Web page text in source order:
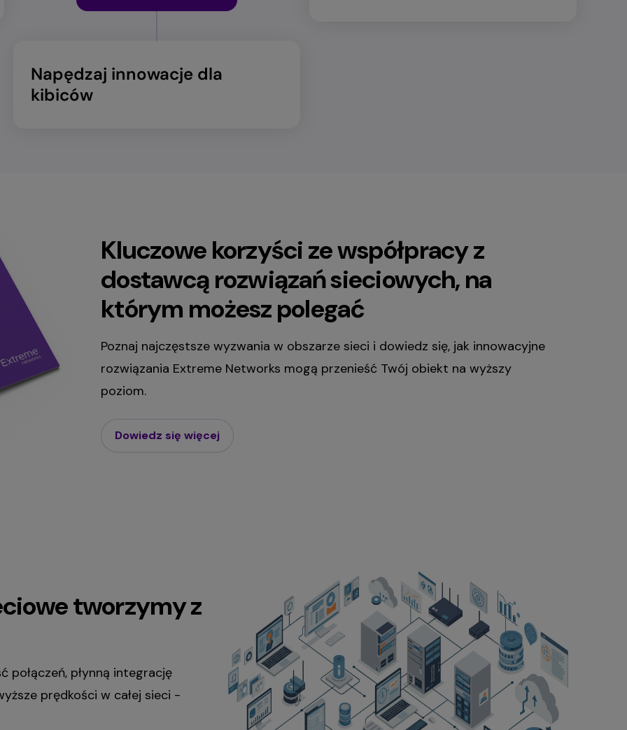
Napędzaj innowacje dla
kibiców
Kluczowe korzyści ze współpracy z
dostawcą rozwiązań sieciowych, na
którym możesz polegać
Poznaj najczęstsze wyzwania w obszarze sieci i dowiedz się, jak innowacyjne
rozwiązania Extreme Networks mogą przenieść Twój obiekt na wyższy
poziom.
Dowiedz się więcej
tworzymy z
połączeń, płynną integrację
prędkości w całej sieci -